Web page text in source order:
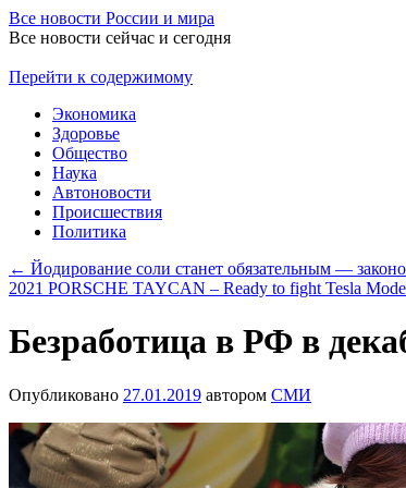
Все новости России и мира
Все новости сейчас и сегодня
Перейти к содержимому
Экономика
Здоровье
Общество
Наука
Автоновости
Происшествия
Политика
← Йодирование соли станет обязательным —
2021 PORSCHE TAYCAN – Ready to fight Tesla
Безработица в РФ в
Опубликовано 27.01.2019 автором СМИ